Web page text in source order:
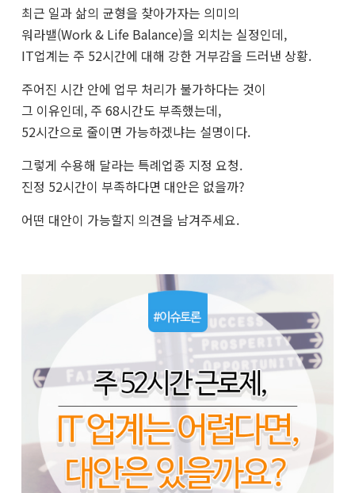
최근 일과 삶의 균형을 찾아가자는 의미의
워라밸(Work & Life Balance)을 외치는 실정인데,
IT업계는 주 52시간에 대해 강한 거부감을 드러낸 상황.
주어진 시간 안에 업무 처리가 불가하다는 것이
그 이유인데, 주 68시간도 부족했는데,
52시간으로 줄이면 가능하겠냐는 설명이다.
그렇게 수용해 달라는 특례업종 지정 요청.
진정 52시간이 부족하다면 대안은 없을까?
어떤 대안이 가능할지 의견을 남겨주세요.